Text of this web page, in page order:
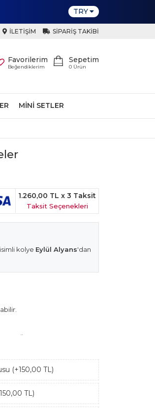
TRY
İLETIŞIM SIPARIŞ TAKIBI
Sepetim
0 Ürün
Favorilerim
Beğendiklerim
MINI SETLER
1.260,00 TL x 3 Taksit
Taksit Seçenekleri
kolye Eylül Alyans'dan
Ücret ile Hareket
(+150,00 TL)
TL)